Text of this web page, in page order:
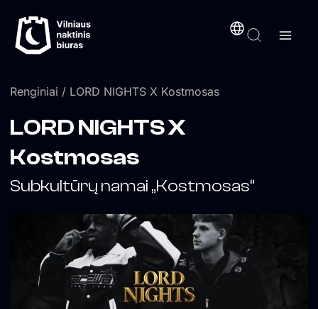
prie
turinio
Renginiai / LORD NIGHTS X Kostmosas
LORD NIGHTS X
Kostmosas
Subkultūrų namai „Kostmosas“